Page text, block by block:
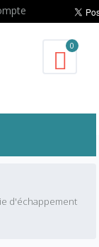
0
d'échappement